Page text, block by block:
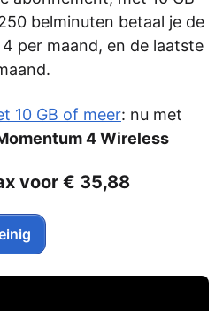
belminuten betaal je de
per maand, en de laatste
10 GB of meer: nu met
4 Wireless
voor € 35,88